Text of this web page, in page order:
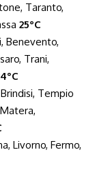
Taranto,
25°C
Benevento,
Trani,
Tempio
Livorno, Fermo,